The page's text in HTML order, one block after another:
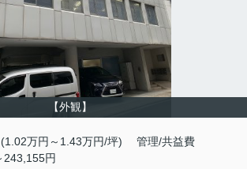
【外観】
万円～1.43万円/坪) 管理/共益費
243,155円